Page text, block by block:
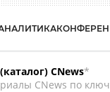
CNews*
CNews по